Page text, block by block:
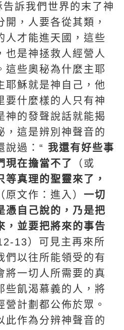
告訴我們世界的末了神
，人要各從其類，
人才能進天國，這些
也是神拯救人經營人
這些奧秘為什麼主耶
耶穌就是神自己，他
要什麼樣的人只有神
神的發聲說話就能揭
，這是辨別神聲音的
說過：“ 我還有好些事
現在擔當不了
（或
等真理的聖靈來了，
（原文作：進入） 一切
憑自己說的，乃是把
，並要把將來的事告
13）可見主再來所
們以往所能領受的有
將一切人所需要的真
些飢渴慕義的人，將
計劃都公佈於眾。
此作為分辨神聲音的